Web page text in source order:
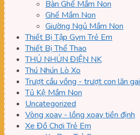
Bàn Ghế Mầm Non
Ghế Mầm Non
Giường Ngủ Mầm Non
Thiết Bị Tập Gym Trẻ Em
Thiết Bị Thể Thao
THÚ NHÚN ĐIỆN NK
Thú Nhún Lò Xo
Trượt cầu vồng - trượt con lăn gai
Tủ Kệ Mầm Non
Uncategorized
Vòng xoay - lồng xoay tiền định
Xe Đồ Chơi Trẻ Em